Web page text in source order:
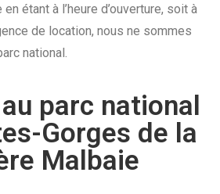
étant à l’heure d’ouverture, soit à
de location, nous ne sommes
national.
au parc national
Gorges de la
Malbaie